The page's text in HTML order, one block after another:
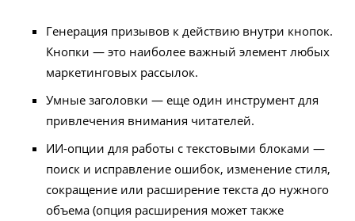
Генерация призывов к действию внутри кнопок.
Кнопки — это наиболее важный элемент любых
маркетинговых рассылок.
Умные заголовки — еще один инструмент для
привлечения внимания читателей.
ИИ-опции для работы с текстовыми блоками —
поиск и исправление ошибок, изменение стиля,
сокращение или расширение текста до нужного
объема (опция расширения может также